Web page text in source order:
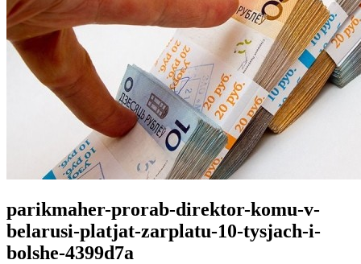
parikmaher-prorab-direktor-komu-v-
belarusi-platjat-zarplatu-10-tysjach-i-
bolshe-4399d7a